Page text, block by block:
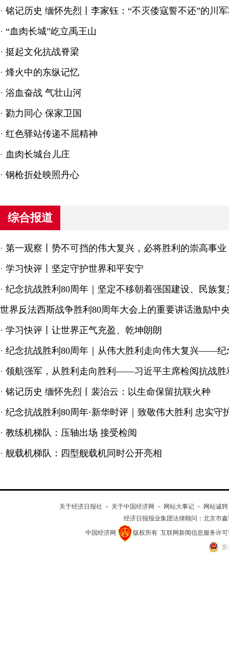
· 铭记历史 缅怀先烈丨李家钰：“不灭倭寇誓不还”的川
· “血肉长城”屹立禹王山
· 挺起文化抗战脊梁
· 烽火中的东纵记忆
· 浴血奋战 气壮山河
· 勠力同心 保家卫国
· 红色驿站传递不屈精神
· 血肉长城台儿庄
· 钢枪折处映照丹心
综合报道
· 第一观察丨势不可挡的伟大复兴，必将胜利的崇高事业
· 学习快评丨坚定守护世界和平安宁
· 纪念抗战胜利80周年｜坚定不移朝着强国建设、民族
世界反法西斯战争胜利80周年大会上的重要讲话激励中
· 学习快评丨让世界正气充盈、乾坤朗朗
· 纪念抗战胜利80周年｜从伟大胜利走向伟大复兴——纪
· 领航强军，从胜利走向胜利——习近平主席检阅抗战胜
· 铭记历史 缅怀先烈丨裴治云：以生命保留抗联火种
· 纪念抗战胜利80周年·新华时评｜致敬伟大胜利 忠实守
· 教练机梯队：压轴出场 接受检阅
· 舰载机梯队：四型舰载机同时公开亮相
关于经济日报社 － 关于中国经济网 － 网站大事记 － 网站诚聘
经济日报报业集团法律顾问： 北京市
中国经济网
版权所有互联网新闻信息服务许可
京